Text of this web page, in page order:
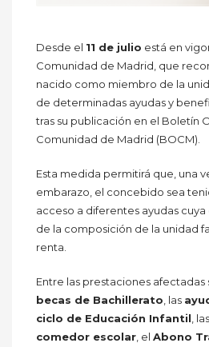
Desde el 11 de julio está en
Comunidad de Madrid, que
nacido como miembro de la
de determinadas ayudas y
tras su publicación en el Boletín
Comunidad de Madrid (BOCM).
Esta medida permitirá que, una
embarazo, el concebido sea
acceso a diferentes ayudas
de la composición de la unidad
renta.
Entre las prestaciones afectadas
becas de Bachillerato , las
ciclo de Educación Infantil , las
comedor escolar , el Abono